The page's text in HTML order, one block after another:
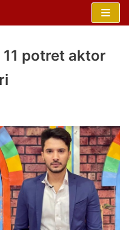
potret aktor